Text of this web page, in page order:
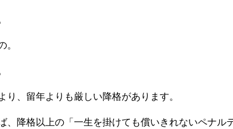
。
、留年よりも厳しい降格があります。
、降格以上の「一生を掛けても償いきれないペナル